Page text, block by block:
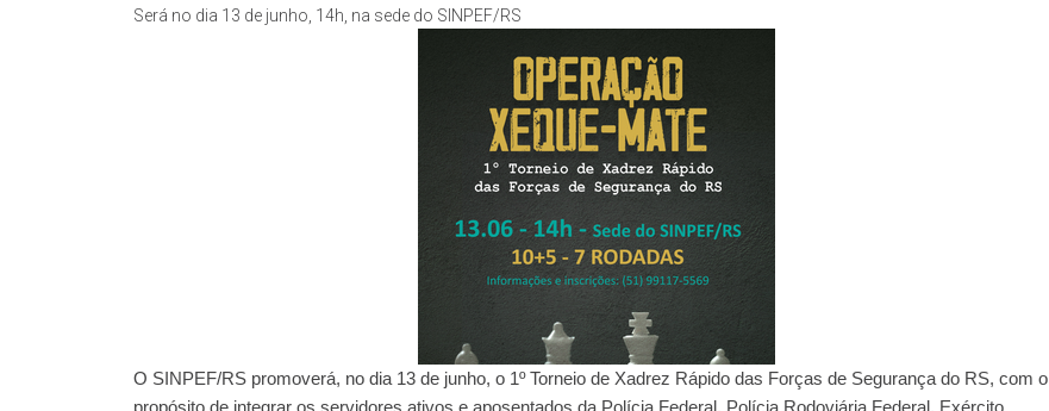
Será no dia 13 de junho, 14h, na sede do SINPEF/RS
O SINPEF/RS promoverá, no dia 13 de junho, o 1º Torneio de Xadrez Rápido das Forças de Segurança do RS, com o
propósito de integrar os servidores ativos e aposentados da Polícia Federal, Polícia Rodoviária Federal, Exército